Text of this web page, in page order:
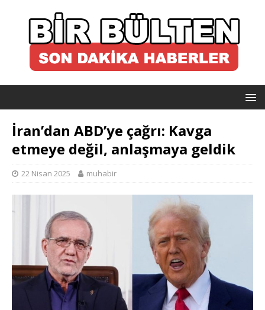
İran’dan ABD’ye çağrı: Kavga
etmeye değil, anlaşmaya geldik
22 Nisan 2025 muhabir